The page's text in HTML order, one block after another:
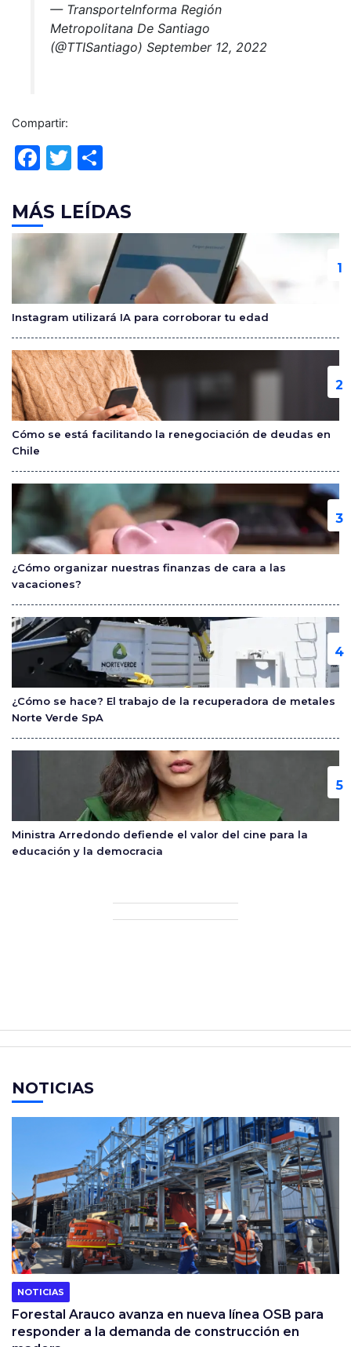
— TransporteInforma Región
Metropolitana De Santiago
(@TTISantiago) September 12, 2022
Compartir:
F
c
e
b
o
k
T
itt
er
m
p
ar
tir
MÁS LEÍDAS
Instagram utilizará IA para corroborar tu edad
Cómo se está facilitando la renegociación de deudas en
Chile
¿Cómo organizar nuestras finanzas de cara a las
vacaciones?
¿Cómo se hace? El trabajo de la recuperadora de metales
Norte Verde SpA
Ministra Arredondo defiende el valor del cine para la
educación y la democracia
NOTICIAS
NOTICIAS
Forestal Arauco avanza en nueva línea OSB para
responder a la demanda de construcción en